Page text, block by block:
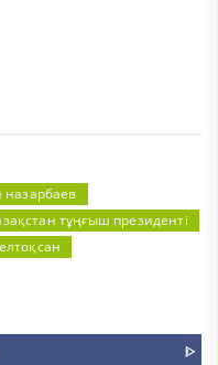
назарбаев
тұңғыш президенті
ᐈ